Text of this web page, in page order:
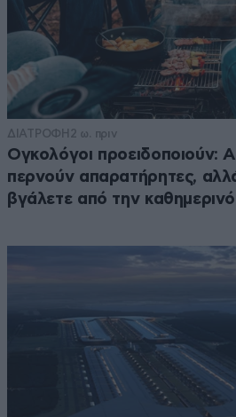
ΔΙΑΤΡΟΦΗ 2 ω. πριν
Ογκολόγοι προειδοποιούν:
περνούν απαρατήρητες,
βγάλετε από την